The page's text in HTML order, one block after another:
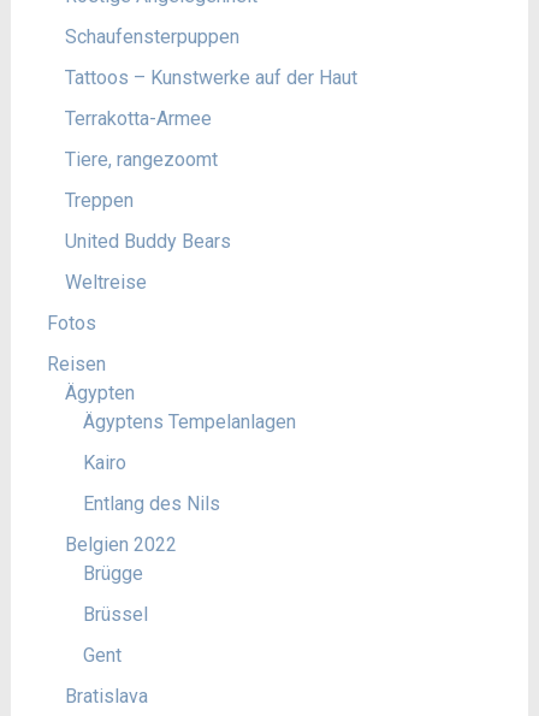
Schaufensterpuppen
Tattoos – Kunstwerke auf der Haut
Terrakotta-Armee
Tiere, rangezoomt
Treppen
United Buddy Bears
Weltreise
Fotos
Reisen
Ägypten
Ägyptens Tempelanlagen
Kairo
Entlang des Nils
Belgien 2022
Brügge
Brüssel
Gent
Bratislava